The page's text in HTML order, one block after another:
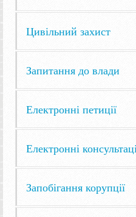
Цивільний захист
Запитання до влади
Електронні петиції
Електронні
Запобігання корупції